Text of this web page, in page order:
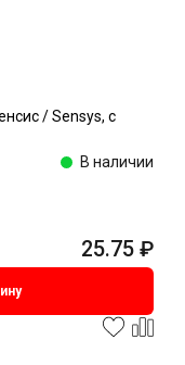
/ Sensys, с
В наличии
25.75 ₽